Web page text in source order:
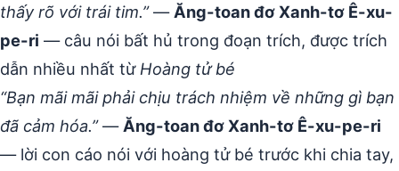
thấy rõ với trái tim.”— Ăng-toan đơ Xanh-tơ Ê-xu-
pe-ri — câu nói bất hủ trong đoạn trích, được trích
dẫn nhiều nhất từ Hoàng tử bé
“Bạn mãi mãi phải chịu trách nhiệm về những gì bạn
đã cảm hóa.”— Ăng-toan đơ Xanh-tơ Ê-xu-pe-ri
— lời con cáo nói với hoàng tử bé trước khi chia tay,